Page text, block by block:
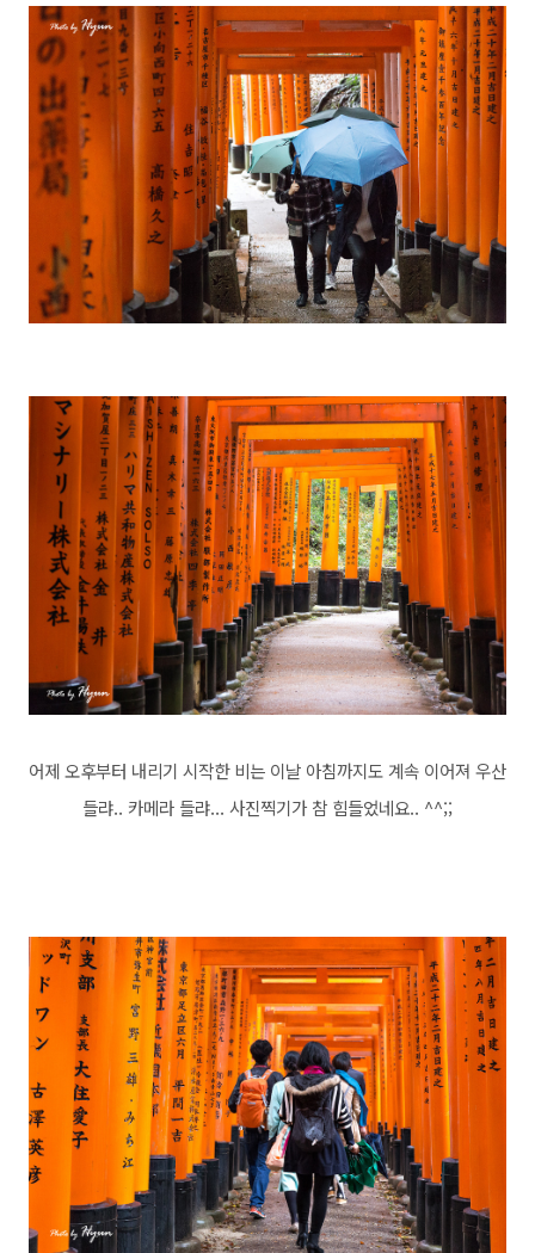
어제 오후부터 내리기 시작한 비는 이날 아침까지도 계속 이어져 우산
들랴.. 카메라 들랴... 사진찍기가 참 힘들었네요.. ^^;;